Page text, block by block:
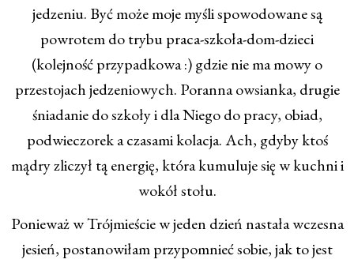
jedzeniu. Być może moje myśli spowodowane są
powrotem do trybu praca-szkoła-dom-dzieci
(kolejność przypadkowa :) gdzie nie ma mowy o
przestojach jedzeniowych. Poranna owsianka, drugie
śniadanie do szkoły i dla Niego do pracy, obiad,
podwieczorek a czasami kolacja. Ach, gdyby ktoś
mądry zliczył tą energię, która kumuluje się w kuchni i
wokół stołu.
Ponieważ w Trójmieście w jeden dzień nastała wczesna
jesień, postanowiłam przypomnieć sobie, jak to jest